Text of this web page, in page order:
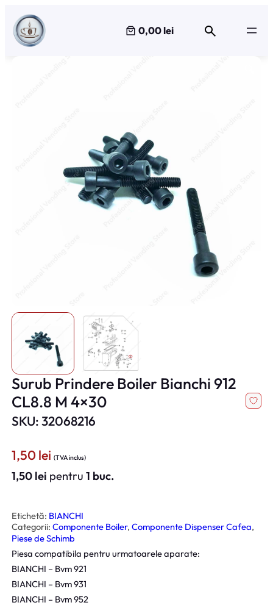
Sari
conținut
0,00 lei
Surub Prindere Boiler Bianchi 912
CL8.8 M 4×30
SKU: 32068216
1,50lei (TVA inclus)
1,50 lei pentru1 buc.
Etichetă: BIANCHI
Categorii:Componente Boiler, Componente Dispenser Cafea
Piese de Schimb
Piesa compatibila pentru urmatoarele aparate:
BIANCHI – Bvm 921
BIANCHI – Bvm 931
BIANCHI – Bvm 952